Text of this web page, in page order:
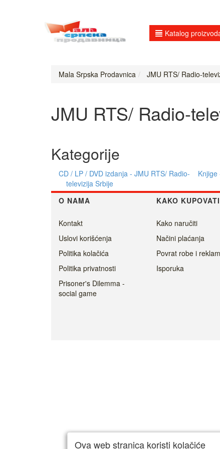
Katalog
Mala Srpska Prodavnica JMU RTS/ Radio-
JMU RTS/ Radio-
Kategorije
CD / LP / DVD izdanja - JMU RTS/ Radio-
televizija Srbije
O NAMA KAKO
Kontakt
Uslovi korišćenja
Politika kolačića
Politika privatnosti
Prisoner's Dilemma -
social game
Kako naručiti
Načini plaćanja
Povrat robe i
Isporuka
Ova web stranica koristi kolačiće